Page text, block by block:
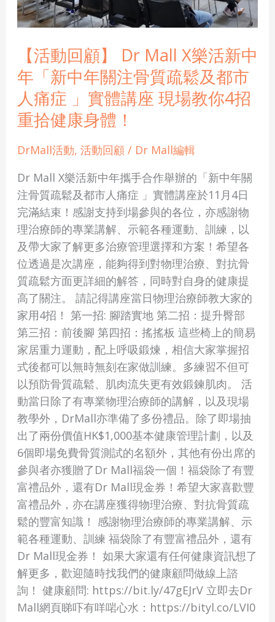
【活動回顧】 Dr Mall X樂活新中
年「新中年關注骨質疏鬆及都市
人痛症 」實體講座 現場教你4招
重拾健康身體！
DrMall活動, 活動回顧/ Dr Mall編輯
Dr Mall X樂活新中年攜手合作舉辦的「新中年關
注骨質疏鬆及都市人痛症 」實體講座於11月4日
完滿結束！感謝支持到場參與的各位，亦感謝物
理治療師的專業講解、示範各種運動、訓練，以
及帶大家了解更多治療管理選擇和方案！希望各
位透過是次講座，能夠得到對物理治療、對抗骨
質疏鬆方面更詳細的解答，同時對自身的健康提
高了關注。 請記得講座當日物理治療師教大家的
家用4招！ 第一招: 腳踏實地 第二招：提升臀部
第三招：前後腳 第四招：搖搖板 這些椅上的簡易
家居重力運動，配上呼吸鍛煉，相信大家掌握招
式後都可以無時無刻在家做訓練。多練習不但可
以預防骨質疏鬆、肌肉流失更有效鍛鍊肌肉。 活
動當日除了有專業物理治療師的講解，以及現場
教學外，DrMall亦準備了多份禮品。除了即場抽
出了兩份價值HK$1,000基本健康管理計劃，以及
6個即場免費骨質測試的名額外，其他有份出席的
參與者亦獲贈了Dr Mall福袋一個！福袋除了有豐
富禮品外，還有Dr Mall現金券！希望大家喜歡豐
富禮品外，亦在講座獲得物理治療、對抗骨質疏
鬆的豐富知識！ 感謝物理治療師的專業講解、示
範各種運動、訓練 福袋除了有豐富禮品外，還有
Dr Mall現金券！ 如果大家還有任何健康資訊想了
解更多，歡迎隨時找我們的健康顧問做線上諮
詢！ 健康顧問: https://bit.ly/47gEJrV 立即去Dr
Mall網頁睇吓有咩啱心水：https://bityl.co/LVI0
活
新
「新
中
年
注
質
疏
鬆
及
都
市
人
痛
症
」
實
體
講
座
現
場
教
你
4
招
重
拾
健
康
身
體！